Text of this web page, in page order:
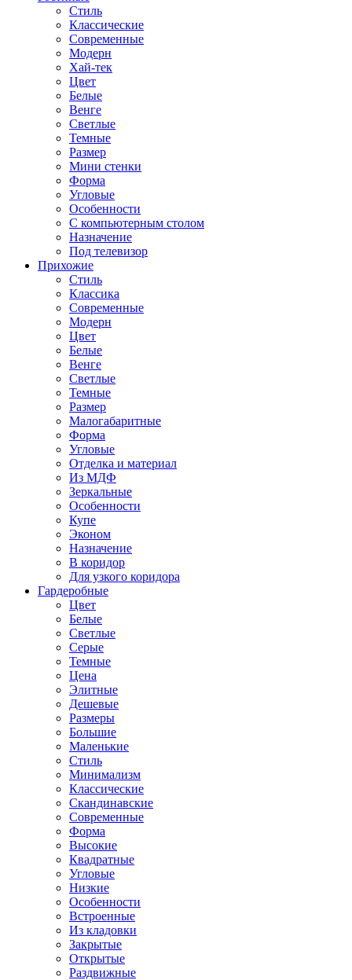
Стиль
Классические
Современные
Модерн
Хай-тек
Цвет
Белые
Венге
Светлые
Темные
Размер
Мини стенки
Форма
Угловые
Особенности
С компьютерным столом
Назначение
Под телевизор
Прихожие
Стиль
Классика
Современные
Модерн
Цвет
Белые
Венге
Светлые
Темные
Размер
Малогабаритные
Форма
Угловые
Отделка и материал
Из МДФ
Зеркальные
Особенности
Купе
Эконом
Назначение
В коридор
Для узкого коридора
Гардеробные
Цвет
Белые
Светлые
Серые
Темные
Цена
Элитные
Дешевые
Размеры
Большие
Маленькие
Стиль
Минимализм
Классические
Скандинавские
Современные
Форма
Высокие
Квадратные
Угловые
Низкие
Особенности
Встроенные
Из кладовки
Закрытые
Открытые
Раздвижные